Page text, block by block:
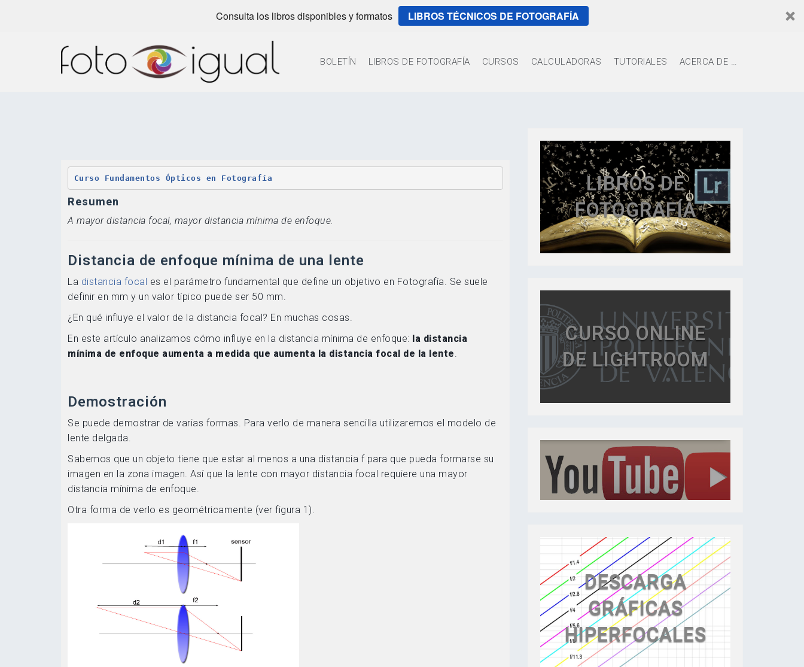
Consulta los libros disponibles y formatos LIBROS TÉCNICOS DE FOTOGRAFÍA
BOLETÍN LIBROS DE FOTOGRAFÍA CURSOS CALCULADORAS TUTORIALES ACERCA DE …
Curso Fundamentos Ópticos en Fotografía
Resumen
A mayor distancia focal, mayor distancia mínima de enfoque.
Distancia de enfoque mínima de una lente
La distancia focal es el parámetro fundamental que define un objetivo en Fotografía. Se suele
definir en mm y un valor típico puede ser 50 mm.
¿En qué influye el valor de la distancia focal? En muchas cosas.
En este artículo analizamos cómo influye en la distancia mínima de enfoque: la distancia
mínima de enfoque aumenta a medida que aumenta la distancia focal de la lente.
Demostración
Se puede demostrar de varias formas. Para verlo de manera sencilla utilizaremos el modelo de
lente delgada.
Sabemos que un objeto tiene que estar al menos a una distancia f para que pueda formarse su
imagen en la zona imagen. Así que la lente con mayor distancia focal requiere una mayor
distancia mínima de enfoque.
Otra forma de verlo es geométricamente (ver figura 1).
LIBROS DE
FOTOGRAFÍA
CURSO ONLINE
DE LIGHTROOM
DESCARGA
GRÁFICAS
HIPERFOCALES